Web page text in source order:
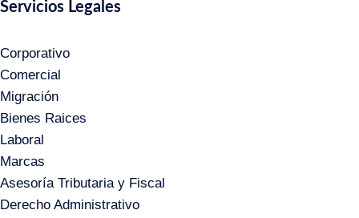
Servicios Legales
Corporativo
Comercial
Migración
Bienes Raices
Laboral
Marcas
Asesoría Tributaria y Fiscal
Derecho Administrativo